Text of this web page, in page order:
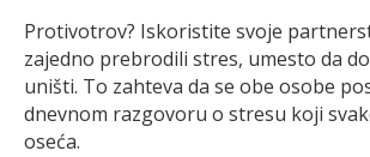
Protivotrov? Iskoristite svoje
zajedno prebrodili stres, umesto da
uništi. To zahteva da se obe osobe
dnevnom razgovoru o stresu koji
oseća.